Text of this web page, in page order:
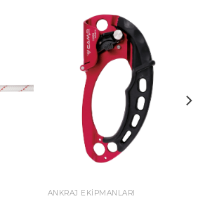
ANKRAJ EKIPMANLARI